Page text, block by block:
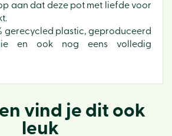
aan dat deze pot met liefde voor
gerecycled plastic, geproduceerd
en ook nog eens volledig
vind je dit ook
leuk